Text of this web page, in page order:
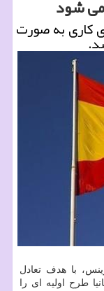
می شود
کاری به صورت
با هدف تعادل
طرح اولیه ای را